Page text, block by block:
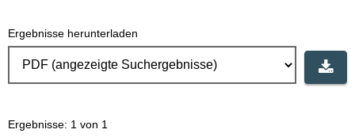
Ergebnisse herunterladen
Ergebnisse: 1 von 1